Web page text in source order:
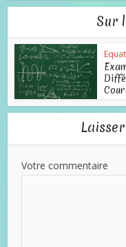
Sur
Votre commentaire